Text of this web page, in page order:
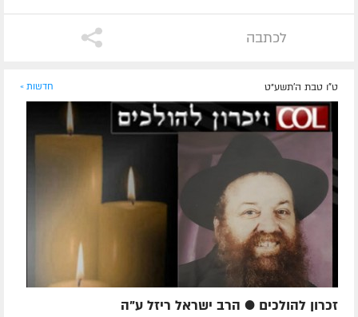
לכתבה
ט"ו טבת ה׳תשע״ט חדשות »
זכרון להולכים ● הרב ישראל ריזל ע"ה